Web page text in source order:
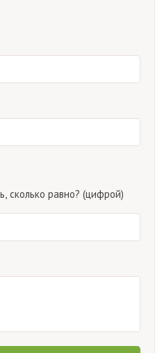
сколько равно? (цифрой)